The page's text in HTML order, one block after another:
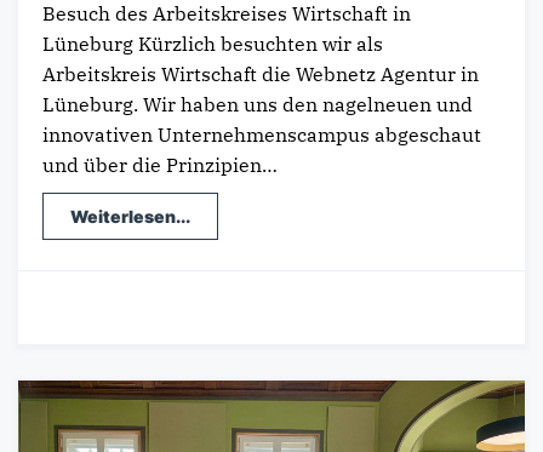
Besuch des Arbeitskreises Wirtschaft in
Lüneburg Kürzlich besuchten wir als
Arbeitskreis Wirtschaft die Webnetz Agentur in
Lüneburg. Wir haben uns den nagelneuen und
innovativen Unternehmenscampus abgeschaut
und über die Prinzipien…
Weiterlesen...